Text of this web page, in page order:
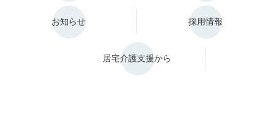
お知らせ 採用情報
居宅介護支援から